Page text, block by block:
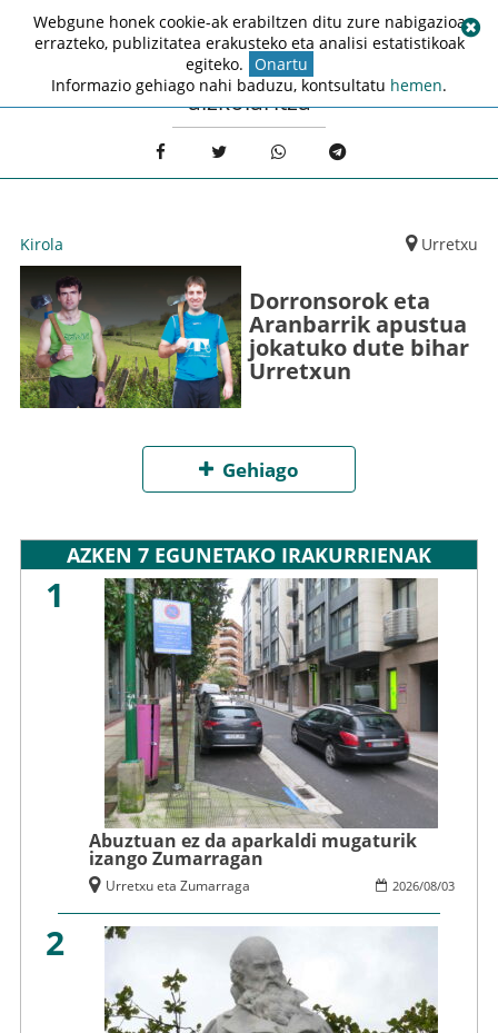
aizkolaritza
Kirola Urretxu
Dorronsorok eta
Aranbarrik apustua
jokatuko dute bihar
Urretxun
Gehiago
AZKEN 7 EGUNETAKO IRAKURRIENAK
1
Abuztuan ez da aparkaldi mugaturik
izango Zumarragan
2026/08/03
Urretxu eta Zumarraga
2
Webgune honek cookie-ak erabiltzen ditu zure nabigazioa
errazteko, publizitatea erakusteko eta analisi estatistikoak
egiteko. Onartu
Informazio gehiago nahi baduzu, kontsultatu hemen.